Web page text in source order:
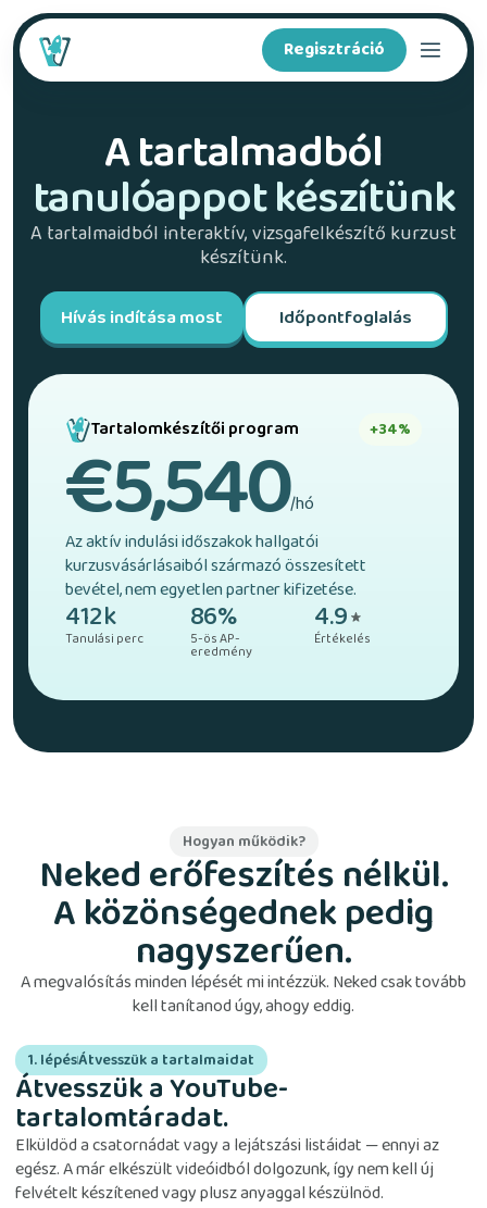
Regisztráció
Funkciók
Tartalomkészítőknek
A Voovóról
App letöltése
A tartalmadból
tanulóappot készítünk
A tartalmaidból interaktív, vizsgafelkészítő kurzust
készítünk.
Hívás indítása most Időpontfoglalás
Tartalomkészítői program +34%
€5,540/hó
Az aktív indulási időszakok hallgatói
kurzusvásárlásaiból származó összesített
bevétel, nem egyetlen partner kifizetése.
412k
Tanulási perc
86%
5-ös AP-
eredmény
4.9
Értékelés
Hogyan működik?
Neked erőfeszítés nélkül.
A közönségednek pedig
nagyszerűen.
A megvalósítás minden lépését mi intézzük. Neked csak tovább
kell tanítanod úgy, ahogy eddig.
1. lépésÁtvesszük a tartalmaidat
Átvesszük a YouTube-
tartalomtáradat.
Elküldöd a csatornádat vagy a lejátszási listáidat — ennyi az
egész. A már elkészült videóidból dolgozunk, így nem kell új
felvételt készítened vagy plusz anyaggal készülnöd.